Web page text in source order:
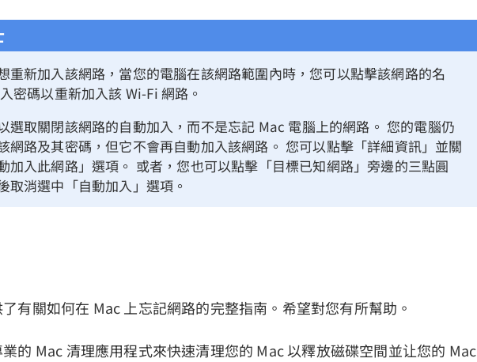
重新加入該網路，當您的電腦在該網路範圍內時，您可以點擊該網路的名
密碼以重新加入該 Wi-Fi 網路。
選取關閉該網路的自動加入，而不是忘記 Mac 電腦上的網路。 您的電腦仍
網路及其密碼，但它不會再自動加入該網路。 您可以點擊「詳細資訊」並關
加入此網路」選項。 或者，您也可以點擊「目標已知網路」旁邊的三點圓
取消選中「自動加入」選項。
有關如何在 Mac 上忘記網路的完整指南。希望對您有所幫助。
的 Mac 清理應用程式來快速清理您的 Mac 以釋放磁碟空間並让您的 Mac